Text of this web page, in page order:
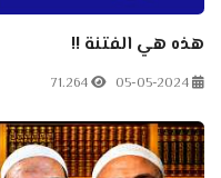
هذه هي الفتنة !!
05-05-2024
71.264